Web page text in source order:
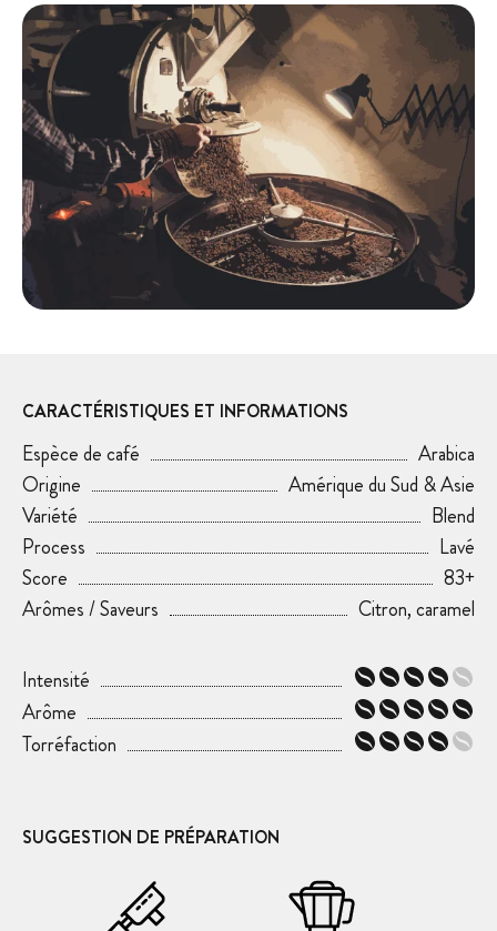
CARACTÉRISTIQUES ET INFORMATIONS
Espèce de café
Arabica
Origine
Amérique du Sud & Asie
Variété
Blend
Process
Lavé
Score
83+
Arômes / Saveurs
Citron, caramel
Intensité
Arôme
Torréfaction
SUGGESTION DE PRÉPARATION